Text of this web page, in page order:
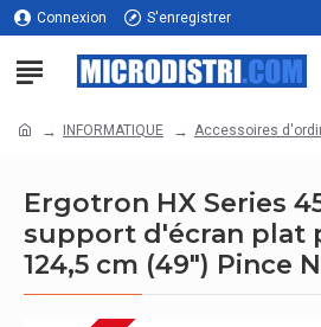
Connexion S'enregistrer
INFORMATIQUE Accessoires
Ergotron HX Series
support d'écran plat
124,5 cm (49") Pince